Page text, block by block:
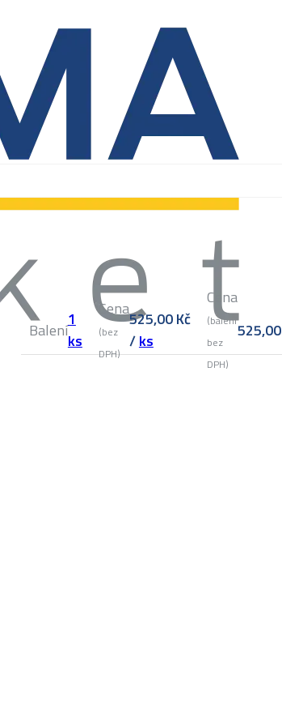
Balení1
ks
Cena
(bez
DPH)
525,00Kč
/ks
Cena
(balení
bez
DPH)
525,00